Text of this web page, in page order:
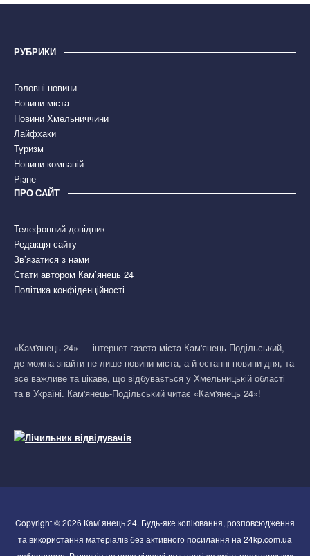
РУБРИКИ
Головні новини
Новини міста
Новини Хмельниччини
Лайфхаки
Туризм
Новини компаній
Різне
ПРО САЙТ
Телефонний довідник
Редакція сайту
Зв’язатися з нами
Стати автором Кам’янець 24
Політика конфіденційності
«Кам'янець 24» — інтернет-газета міста Кам'янець-Подільський,
де можна знайти не лише новини міста, а й останні новини дня, та
все важливе та цікаве, що відбувається у Хмельницькій області
та в Україні. Кам'янець-Подільський читає «Кам'янець 24»!
Copyright © 2026 Кам`янець 24. Будь-яке копіювання, розповсюдження
та використання матеріалів без активного посилання на 24kp.com.ua